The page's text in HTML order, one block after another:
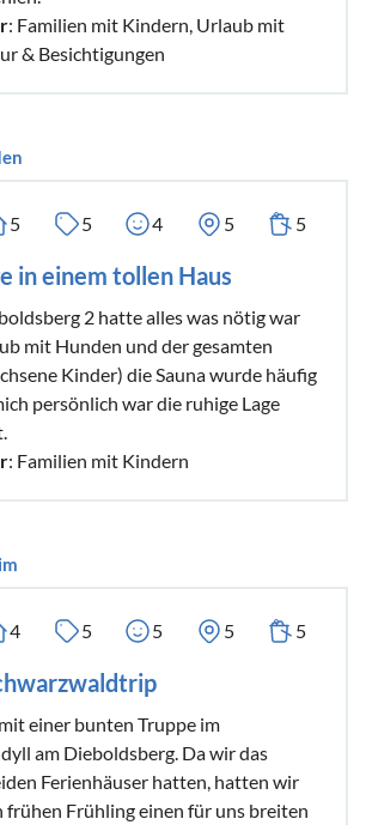
: Familien mit Kindern, Urlaub mit
& Besichtigungen
5 5 4 5 5
in einem tollen Haus
2 hatte alles was nötig war
mit Hunden und der gesamten
Kinder) die Sauna wurde häufig
persönlich war die ruhige Lage
: Familien mit Kindern
4 5 5 5 5
einer bunten Truppe im
am Dieboldsberg. Da wir das
Ferienhäuser hatten, hatten wir
frühen Frühling einen für uns breiten